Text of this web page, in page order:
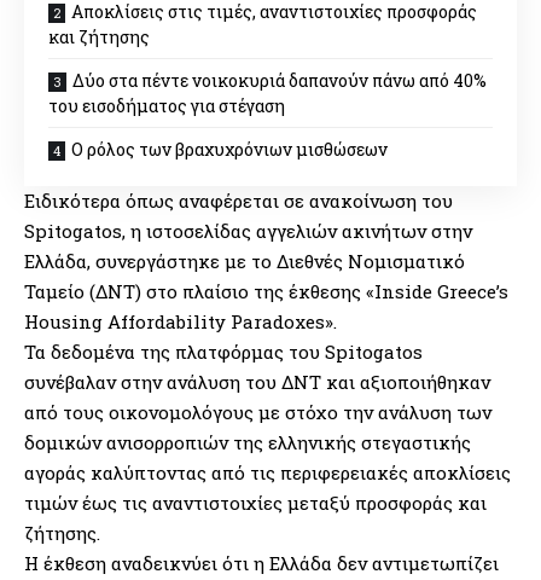
Αποκλίσεις στις τιμές, αναντιστοιχίες προσφοράς
και ζήτησης
Δύο στα πέντε νοικοκυριά δαπανούν πάνω από 40%
του εισοδήματος για στέγαση
Ο ρόλος των βραχυχρόνιων μισθώσεων
Ειδικότερα όπως αναφέρεται σε ανακοίνωση του
Spitogatos, η ιστοσελίδας αγγελιών ακινήτων στην
Ελλάδα, συνεργάστηκε με το Διεθνές Νομισματικό
Ταμείο (ΔΝΤ) στο πλαίσιο της έκθεσης «Inside Greece’s
Housing Affordability Paradoxes».
Τα δεδομένα της πλατφόρμας του Spitogatos
συνέβαλαν στην ανάλυση του ΔΝΤ και αξιοποιήθηκαν
από τους οικονομολόγους με στόχο την ανάλυση των
δομικών ανισορροπιών της ελληνικής στεγαστικής
αγοράς καλύπτοντας από τις περιφερειακές αποκλίσεις
τιμών έως τις αναντιστοιχίες μεταξύ προσφοράς και
ζήτησης.
Η έκθεση αναδεικνύει ότι η Ελλάδα δεν αντιμετωπίζει